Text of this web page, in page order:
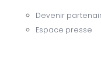
Devenir
Espace presse